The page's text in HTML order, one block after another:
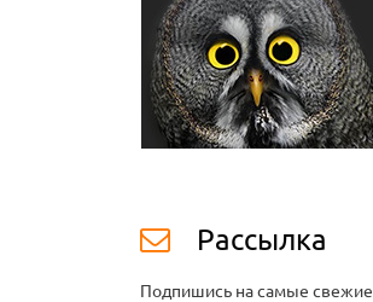
Рассылка
Подпишись на самые свежие